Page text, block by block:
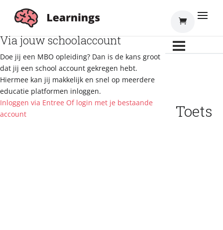
Inloggen
Via jouw schoolaccount
Doe jij een MBO opleiding? Dan is de kans groot
dat jij een school account gekregen hebt.
Hiermee kan jij makkelijk en snel op meerdere
educatie platformen inloggen.
Inloggen via Entree Of login met je bestaande
account
Toets